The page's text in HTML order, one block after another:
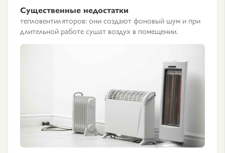
Существенные недостатки
тепловентиляторов: они создают фоновый шум и при
длительной работе сушат воздух в помещении.